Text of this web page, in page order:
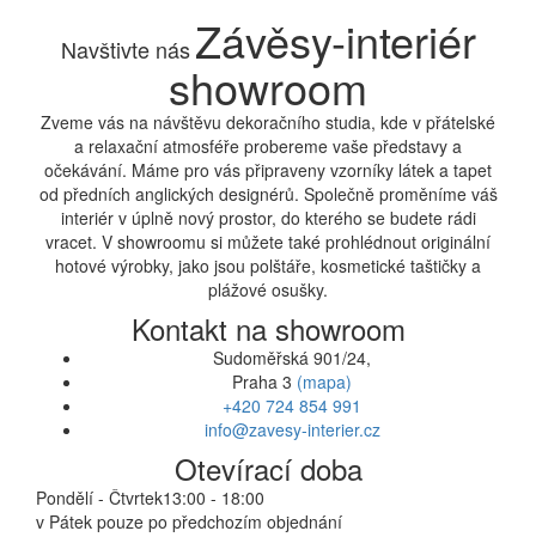
Navštivte nás Závěsy-interiér
showroom
Zveme vás na návštěvu dekoračního studia, kde v přátelské
a relaxační atmosféře probereme vaše představy a
očekávání. Máme pro vás připraveny vzorníky látek a tapet
od předních anglických designérů. Společně proměníme váš
interiér v úplně nový prostor, do kterého se budete rádi
vracet. V showroomu si můžete také prohlédnout originální
hotové výrobky, jako jsou polštáře, kosmetické taštičky a
plážové osušky.
Kontakt na showroom
Sudoměřská 901/24,
Praha 3 (mapa)
+420 724 854 991
info@zavesy-interier.cz
Otevírací doba
Pondělí - Čtvrtek13:00 - 18:00
v Pátek pouze po předchozím objednání